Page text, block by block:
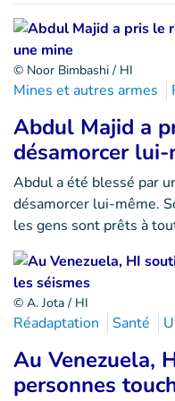
© Noor Bimbashi / HI
Mines et autres armes
Abdul Majid a
désamorcer
Abdul a été blessé par
désamorcer lui-même.
les gens sont prêts à
© A. Jota / HI
Réadaptation Santé
Au Venezuela,
personnes